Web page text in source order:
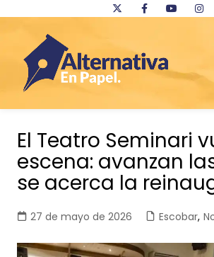
contenido
El Teatro Seminari
escena: avanzan
se acerca la
27 de mayo de 2026 Escobar,